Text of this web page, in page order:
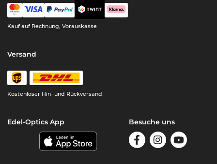
Kauf auf Rechnung, Vorauskasse
Versand
Kostenloser Hin- und Rückversand
Edel-Optics App Besuche uns